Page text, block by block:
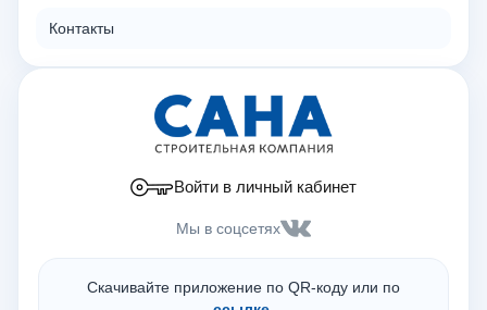
Войти в личный кабинет
Мы в соцсетях
Скачивайте приложение по QR-коду или по
Контакты